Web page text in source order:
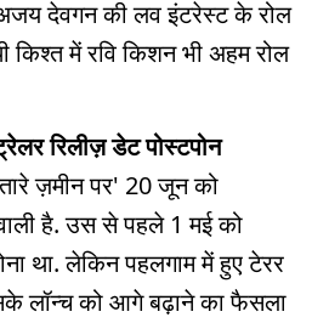
देवगन की लव इंटरेस्ट के रोल
किश्त में रवि किशन भी अहम रोल
रिलीज़ डेट पोस्टपोन
ज़मीन पर' 20 जून को
है. उस से पहले 1 मई को
था. लेकिन पहलगाम में हुए टेरर
लॉन्च को आगे बढ़ाने का फैसला